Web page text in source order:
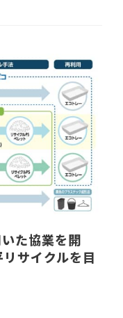
た協業を開
サイクルを目